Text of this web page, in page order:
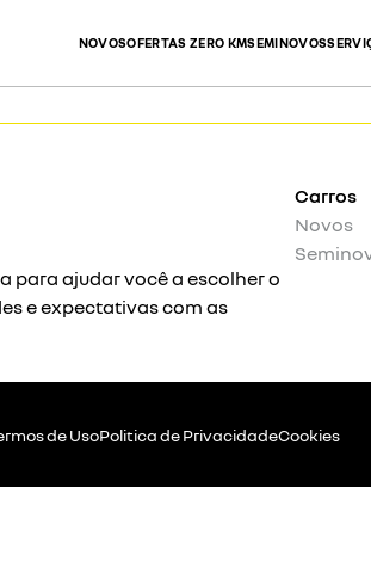
NOVOSOFERTAS ZERO KMSEMINOVOS
para ajudar você a escolher o
e expectativas com as
Carros
Novos
de UsoPolitica de PrivacidadeCookies